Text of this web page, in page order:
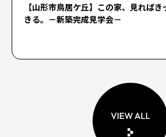
【山形市鳥居ケ丘】この家、見れば
きる。－新築完成見学会－